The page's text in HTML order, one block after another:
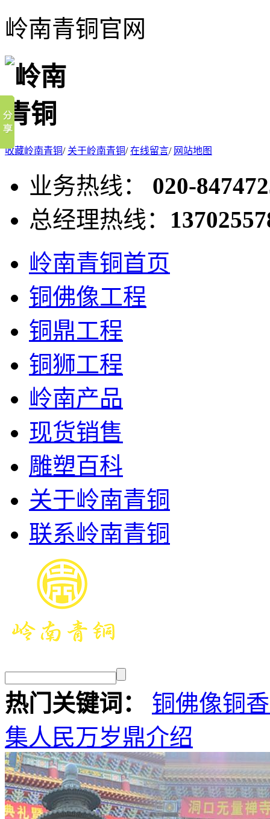
岭南青铜官网
收藏岭南青铜/ 关于岭南青铜/在线留言/ 网站地图
业务热线： 020-
总经理热线：
岭南青铜首页
铜佛像工程
铜鼎工程
铜狮工程
岭南产品
现货销售
雕塑百科
关于岭南青铜
联系岭南青铜
热门关键词： 铜佛像铜
集人民万岁鼎介绍